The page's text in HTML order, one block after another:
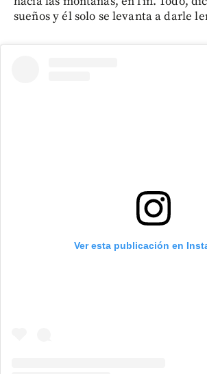
sueños y él solo se levanta a darle
Ver esta publicación en